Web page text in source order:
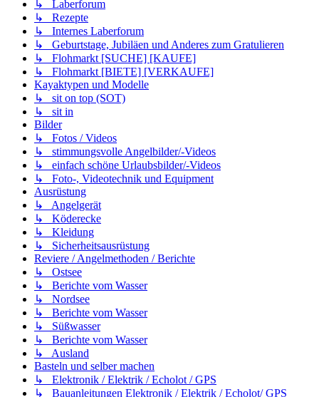
↳ Laberforum
↳ Rezepte
↳ Internes Laberforum
↳ Geburtstage, Jubiläen und Anderes zum Gratulieren
↳ Flohmarkt [SUCHE] [KAUFE]
↳ Flohmarkt [BIETE] [VERKAUFE]
Kayaktypen und Modelle
↳ sit on top (SOT)
↳ sit in
Bilder
↳ Fotos / Videos
↳ stimmungsvolle Angelbilder/-Videos
↳ einfach schöne Urlaubsbilder/-Videos
↳ Foto-, Videotechnik und Equipment
Ausrüstung
↳ Angelgerät
↳ Köderecke
↳ Kleidung
↳ Sicherheitsausrüstung
Reviere / Angelmethoden / Berichte
↳ Ostsee
↳ Berichte vom Wasser
↳ Nordsee
↳ Berichte vom Wasser
↳ Süßwasser
↳ Berichte vom Wasser
↳ Ausland
Basteln und selber machen
↳ Elektronik / Elektrik / Echolot / GPS
↳ Bauanleitungen Elektronik / Elektrik / Echolot/ GPS